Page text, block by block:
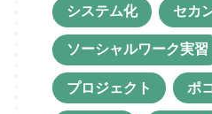
やりがい
キャリアア
グループホ
システム化 セカ
ソーシャルワーク実習
プロジェクト ポ